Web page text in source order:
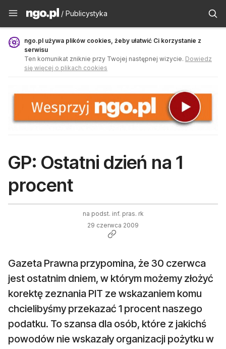
Publicystyka - ngo.pl
/ Publicystyka
ngo.pl używa plików cookies, żeby ułatwić Ci korzystanie z
serwisu
Ten komunikat zniknie przy Twojej następnej wizycie. Dowiedz
się więcej o plikach cookies
GP: Ostatni dzień na 1
procent
na podst. inf. pras. rk
29 czerwca 2009
Gazeta Prawna przypomina, że 30 czerwca
jest ostatnim dniem, w którym możemy złożyć
korektę zeznania PIT ze wskazaniem komu
chcielibyśmy przekazać 1 procent naszego
podatku. To szansa dla osób, które z jakichś
powodów nie wskazały organizacji pożytku w